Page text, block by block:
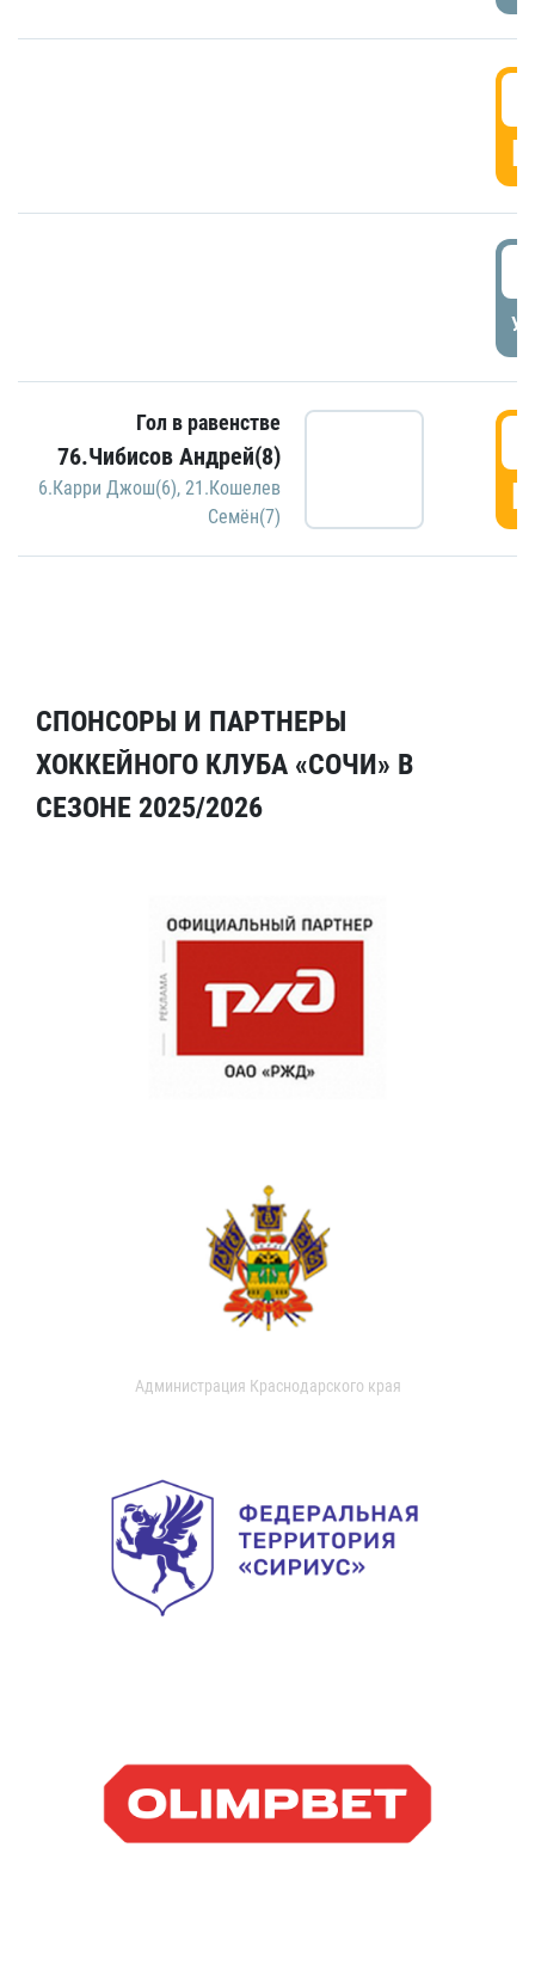
Гол в равенстве
76.Чибисов Андрей(8)
6.Карри Джош(6), 21.Кошелев
Семён(7)
СПОНСОРЫ И ПАРТНЕРЫ
ХОККЕЙНОГО КЛУБА «СОЧИ» В
СЕЗОНЕ 2025/2026
Администрация Краснодарского края